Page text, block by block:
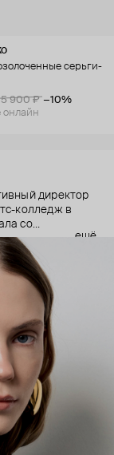
серьги-
900 ₽ −10%
онлайн
директор
колледж в
со
и
и
Рианна, Кендалл
Чопра и
ещё